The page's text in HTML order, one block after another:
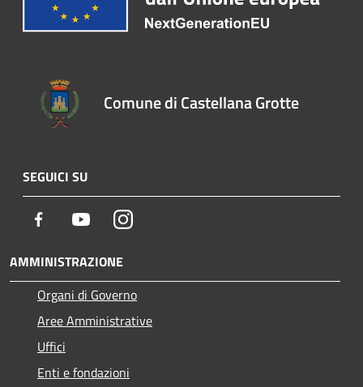
Comune di Castellana Grotte
SEGUICI SU
Facebook YoutubeInstagram
AMMINISTRAZIONE
Organi di Governo
Aree Amministrative
Uffici
Enti e fondazioni